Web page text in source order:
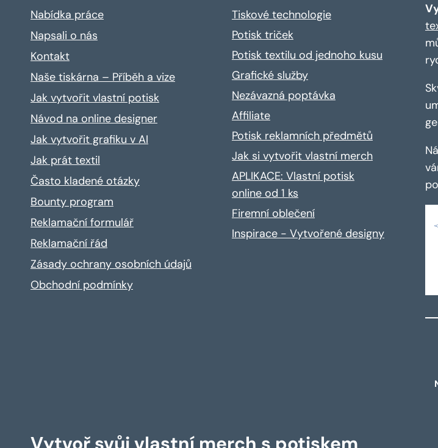
Nabídka práce
Napsali o nás
Kontakt
Naše tiskárna – Příběh a vize
Jak vytvořit vlastní potisk
Návod na online designer
Jak vytvořit grafiku v AI
Jak prát textil
Často kladené otázky
Bounty program
Reklamační formulář
Reklamační řád
Zásady ochrany osobních údajů
Obchodní podmínky
Tiskové technologie
Potisk triček
Potisk textilu od jednoho kusu
Grafické služby
Nezávazná poptávka
Affiliate
Potisk reklamních předmětů
Jak si vytvořit vlastní merch
APLIKACE: Vlastní potisk
online od 1 ks
Firemní oblečení
Inspirace - Vytvořené designy